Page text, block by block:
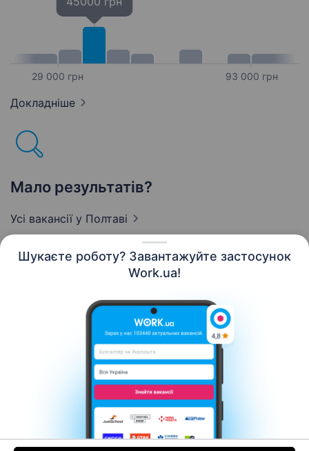
Шукаєте роботу? Завантажуйте застосунок
Work.ua!
29 000 грн 93 000 грн
Докладніше
Мало результатів?
Усі вакансії у Полтаві
Контакти Про нас
Кар’єра
Допомога Умови використання